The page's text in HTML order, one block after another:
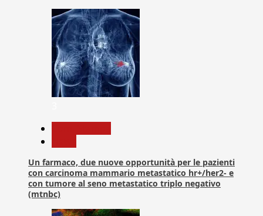
Un farmaco, due nuove opportunità per le pazienti
con carcinoma mammario metastatico hr+/her2- e
con tumore al seno metastatico triplo negativo
(mtnbc)